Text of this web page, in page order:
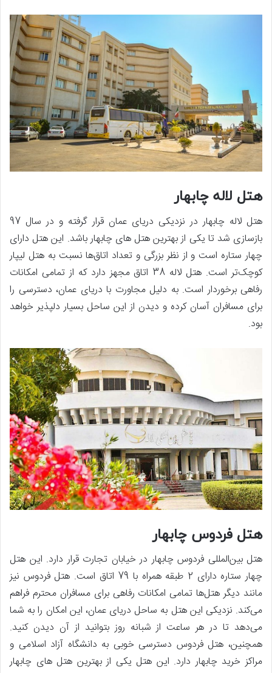
هتل لاله چابهار
هتل لاله چابهار در نزدیکی دریای عمان قرار گرفته و در سال 97
بازسازی شد تا یکی از بهترین هتل های چابهار باشد. این هتل دارای
چهار ستاره است و از نظر بزرگی و تعداد اتاق‌ها نسبت به هتل لیپار
کوچک‌تر است. هتل لاله 38 اتاق مجهز دارد که از تمامی امکانات
رفاهی برخوردار است. به دلیل مجاورت با دریای عمان، دسترسی را
برای مسافران آسان کرده و دیدن از این ساحل بسیار دلپذیر خواهد
بود.
هتل فردوس چابهار
هتل بین‌المللی فردوس چابهار در خیابان تجارت قرار دارد. این هتل
چهار ستاره دارای 2 طبقه همراه با 79 اتاق است. هتل فردوس نیز
مانند دیگر هتل‌ها تمامی امکانات رفاهی برای مسافران محترم فراهم
می‌کند. نزدیکی این هتل به ساحل دریای عمان، این امکان را به شما
می‌دهد تا در هر ساعت از شبانه روز بتوانید از آن دیدن کنید.
همچنین، هتل فردوس دسترسی خوبی به دانشگاه آزاد اسلامی و
مراکز خرید چابهار دارد. این هتل یکی از بهترین هتل های چابهار